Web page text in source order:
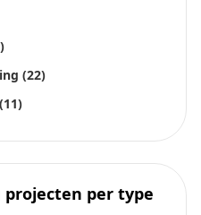
(22)
(11)
projecten per type